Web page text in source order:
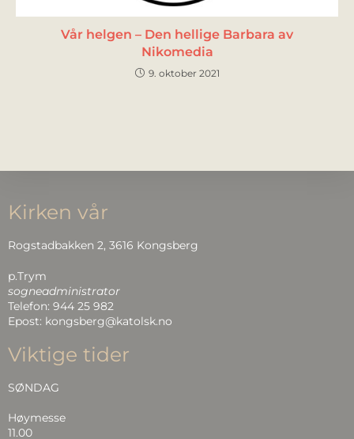
Vår helgen – Den hellige Barbara av
Nikomedia
9. oktober 2021
Kirken vår
Rogstadbakken 2, 3616 Kongsberg
p.Trym
sogneadministrator
Telefon: 944 25 982
Epost: kongsberg@katolsk.no
Viktige tider
SØNDAG
Høymesse
11.00